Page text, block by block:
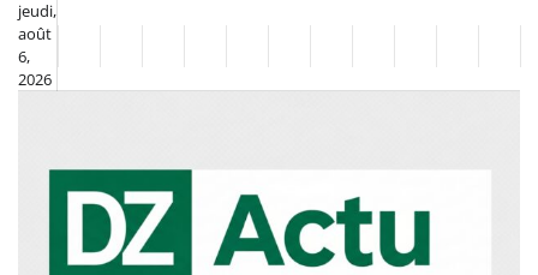
Skip
content
jeudi,
août
6,
2026
FlashSportclasséDiasporaChronique
–
Le
Thé
SociétéCultureMondeÉconomie
Tech